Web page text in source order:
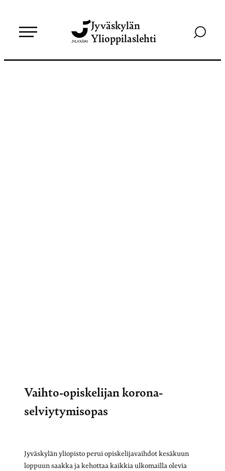
sisältöön
Jyväskylän
Ylioppilaslehti
Siirry
Vaihto-opiskelijan korona-
selviytymisopas
Jyväskylän yliopisto perui opiskelijavaihdot kesäkuun
loppuun saakka ja kehottaa kaikkia ulkomailla olevia